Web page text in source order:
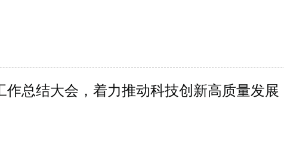
作总结大会，着力推动科技创新高质量发展